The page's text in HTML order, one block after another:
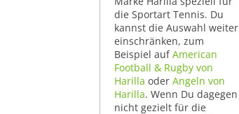
die Sportart Tennis. Du
kannst die Auswahl weiter
einschränken, zum
Beispiel aufAmerican
Football & Rugby von
Harilla oder Angeln von
Harilla. Wenn Du dagegen
nicht gezielt für die